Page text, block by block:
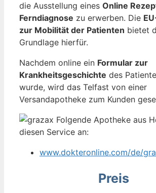
die Ausstellung eines Online
Ferndiagnose zu erwerben. Die
zur Mobilität der Patienten bietet
Grundlage hierfür.
Nachdem online ein Formular zur
Krankheitsgeschichte des
wurde, wird das Telfast von einer
Versandapotheke zum Kunden
Folgende Apotheke aus
diesen Service an:
www.dokteronline.com/de/
Preis